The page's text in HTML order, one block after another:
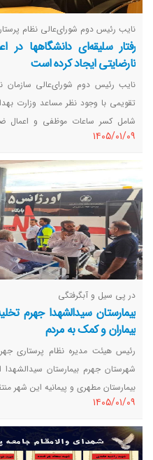
نایب رئیس دوم شورای‌عالی نظام
رفتار سلیقه‌ای دانشگاهها در
نارضایتی ایجاد کرده است
نایب رئیس دوم شورای‌عالی سازمان
تقویمی با وجود نظر مساعد وزارت
دانشگاهها این حقوق را پرداخت نکرده‌ و
است.
١٤٠٥/٠١/٠٩
در پی سیل و آبگرفتگی
بیمارستان سیدالشهدا جهرم
بیماران و کمک به مردم
رئیس هیئت مدیره نظام پرستاری
شهرستان جهرم بیمارستان
بیمارستان مطهری و پیمانیه این شهر
١٤٠٥/٠١/٠٩